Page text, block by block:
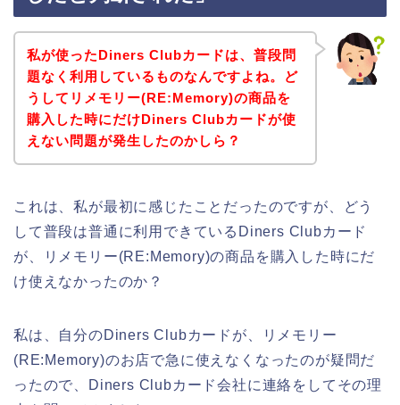
私が使ったDiners Clubカードは、普段問
題なく利用しているものなんですよね。ど
うしてリメモリー(RE:Memory)の商品を
購入した時にだけDiners Clubカードが使
えない問題が発生したのかしら？
これは、私が最初に感じたことだったのですが、どう
して普段は普通に利用できているDiners Clubカード
が、リメモリー(RE:Memory)の商品を購入した時にだ
け使えなかったのか？
私は、自分のDiners Clubカードが、リメモリー
(RE:Memory)のお店で急に使えなくなったのが疑問だ
ったので、Diners Clubカード会社に連絡をしてその理